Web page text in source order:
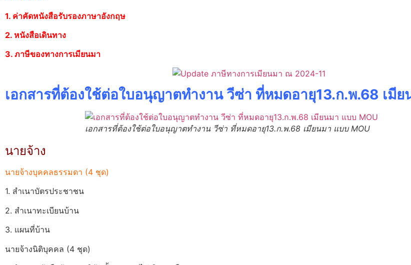
1. ค่าคัดหนังสือรับรองภาษาอังกฤษ
2. หนังสือเดินทาง
3. ภาษีของทางการเมียนมา
เอกสารที่ต้องใช้ต่อใบอนุญาตทำงาน วีซ่า ที่หมดอายุ13.ก.พ.68 เมีย
เอกสารที่ต้องใช้ต่อใบอนุญาตทำงาน วีซ่า ที่หมดอายุ13.ก.พ.68 เมียนมา แบบ MOU
นายจ้าง
นายจ้างบุคคลธรรมดา (4 ชุด)
1. สำเนาบัตรประชาชน
2. สำเนาทะเบียนบ้าน
3. แผนที่บ้าน
นายจ้างนิติบุคคล (4 ชุด)